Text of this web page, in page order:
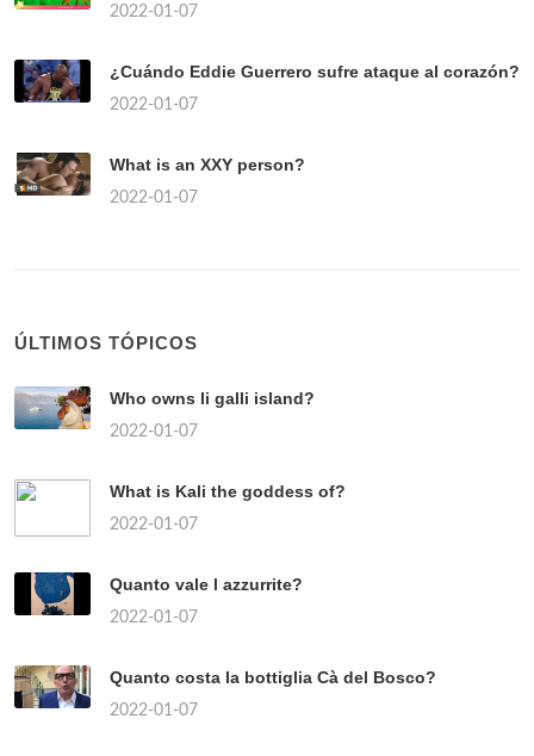
2022-01-07
¿Cuándo Eddie Guerrero sufre ataque al corazón?
2022-01-07
What is an XXY person?
2022-01-07
ÚLTIMOS TÓPICOS
Who owns li galli island?
2022-01-07
What is Kali the goddess of?
2022-01-07
Quanto vale l azzurrite?
2022-01-07
Quanto costa la bottiglia Cà del Bosco?
2022-01-07